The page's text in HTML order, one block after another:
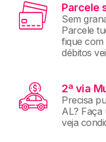
Parcele
Sem
Parcele
fique com
débitos
2ª via
Precisa
AL? Faça
veja